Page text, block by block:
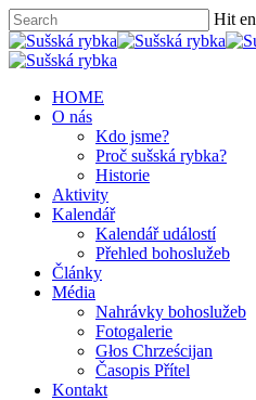
Hit
HOME
O nás
Kdo jsme?
Proč sušská rybka?
Historie
Aktivity
Kalendář
Kalendář událostí
Přehled bohoslužeb
Články
Média
Nahrávky bohoslužeb
Fotogalerie
Głos Chrześcijan
Časopis Přítel
Kontakt